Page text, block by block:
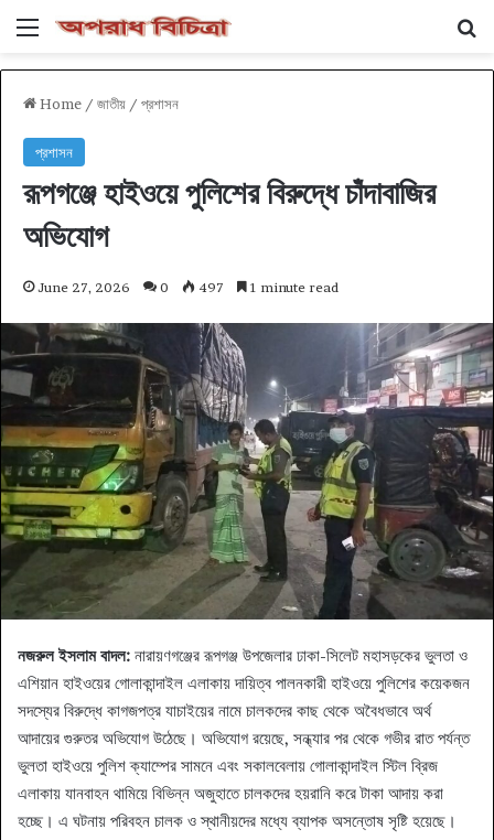
Menu
Home / জাতীয় / প্রশাসন
প্রশাসন
রূপগঞ্জে হাইওয়ে পুলিশের বিরুদ্ধে চাঁদাবাজির
অভিযোগ
June 27, 2026 0 497 1 minute read
নজরুল ইসলাম বাদল: নারায়ণগঞ্জের রূপগঞ্জ উপজেলার ঢাকা-সিলেট মহাসড়কের ভুলতা ও
এশিয়ান হাইওয়ের গোলাকান্দাইল এলাকায় দায়িত্ব পালনকারী হাইওয়ে পুলিশের কয়েকজন
সদস্যের বিরুদ্ধে কাগজপত্র যাচাইয়ের নামে চালকদের কাছ থেকে অবৈধভাবে অর্থ
আদায়ের গুরুতর অভিযোগ উঠেছে। অভিযোগ রয়েছে, সন্ধ্যার পর থেকে গভীর রাত পর্যন্ত
ভুলতা হাইওয়ে পুলিশ ক্যাম্পের সামনে এবং সকালবেলায় গোলাকান্দাইল স্টিল ব্রিজ
এলাকায় যানবাহন থামিয়ে বিভিন্ন অজুহাতে চালকদের হয়রানি করে টাকা আদায় করা
হচ্ছে। এ ঘটনায় পরিবহন চালক ও স্থানীয়দের মধ্যে ব্যাপক অসন্তোষ সৃষ্টি হয়েছে।